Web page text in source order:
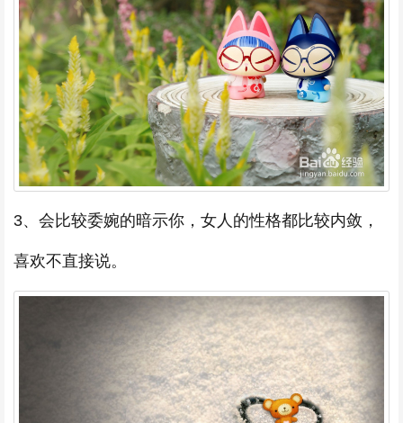
3、会比较委婉的暗示你，女人的性格都比较内敛，
喜欢不直接说。